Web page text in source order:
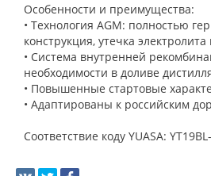
Особенности и преимущества:
• Технология AGM: полностью
конструкция, утечка
• Система внутренней
необходимости в доливе
• Повышенные стартовые
• Адаптированы к российским
Соответствие коду YUASA: